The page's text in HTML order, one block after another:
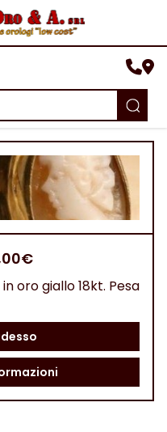
oro giallo 18kt. Pesa